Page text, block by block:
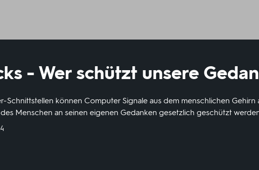
- Wer schützt unsere
Schnittstellen können Computer Signale aus dem menschlichen Gehirn
Menschen an seinen eigenen Gedanken gesetzlich geschützt